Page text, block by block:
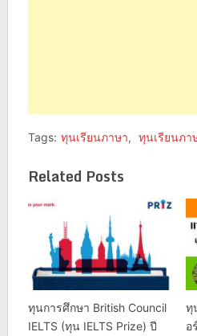
Tags: ทุนเรียนภาษา, ทุนเรียนภา
Related Posts
ทุนการศึกษา British Council
IELTS (ทุน IELTS Prize) ปี
ทุ
อ